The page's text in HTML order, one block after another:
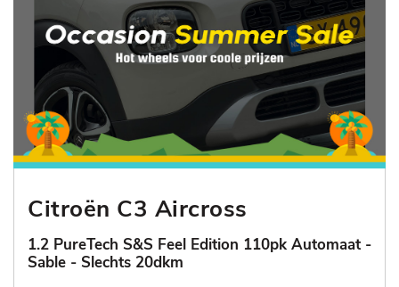
Citroën C3 Aircross
1.2 PureTech S&S Feel Edition 110pk Automaat -
Sable - Slechts 20dkm